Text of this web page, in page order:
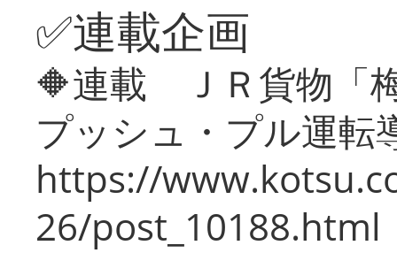
✅連載企画
🔶連載 ＪＲ貨物「
プッシュ・プル運転
https://
26/post_10188.html